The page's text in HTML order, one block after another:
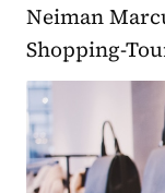
Neiman
Shopping-